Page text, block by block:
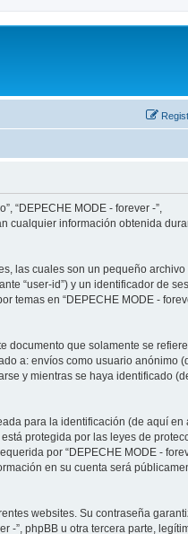
“DEPECHE MODE - forever -”,
cualquier información obtenida
las cuales son un pequeño archivo
“user-id”) y un identificador de
temas en “DEPECHE MODE -
documento que solamente se
a: envíos como usuario anónimo
y mientras se haya identificado
para la identificación (de aquí en
protegida por las leyes de
por “DEPECHE MODE -
en su cuenta será
websites. Su contraseña
-”, phpBB u otra tercera parte,